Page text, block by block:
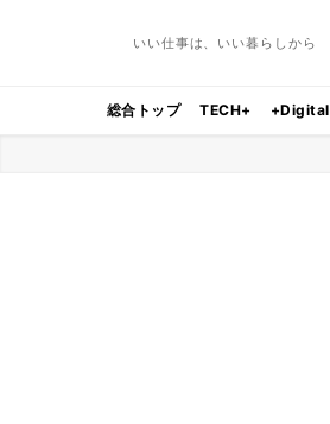
いい仕事は、いい暮らしから
総合トップ TECH+ +Digital